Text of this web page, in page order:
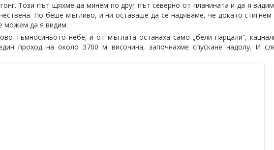
Този път щяхме да минем по друг път северно от планината и да я
Но беше мъгливо, и ни оставаше да се надяваме, че докато
можем да я видим.
тъмносиньото небе, и от мъглата останаха само „бели парцали“,
проход на около 3700 м височина, започнахме спускане надолу. И